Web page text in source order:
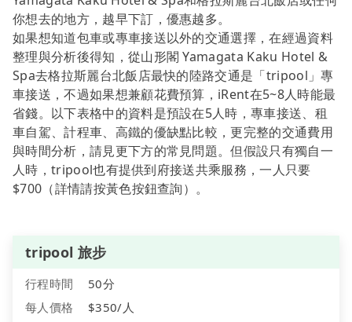
你想去的地方，越早下訂，優惠越多。
如果想知道包車或專車接送以外的交通選擇，在經過資料
整理與分析後得知，從山形閣 Yamagata Kaku Hotel &
Spa去格拉斯麗台北飯店最快的陸路交通是「tripool」專
車接送，不過如果想兼顧花費預算，iRent在5~8人時能最
省錢。以下表格中的資料是預設在5人時，專車接送、租
車自駕、計程車、高鐵的優缺點比較，更完整的交通費用
與時間分析，請見更下方的常見問題。但假設只有獨自一
人時，tripool也有提供到府接送共乘服務，一人只要
$700（詳情請按黃色按鈕查詢）。
tripool 旅步
行程時間
50分
每人價格
$350/人